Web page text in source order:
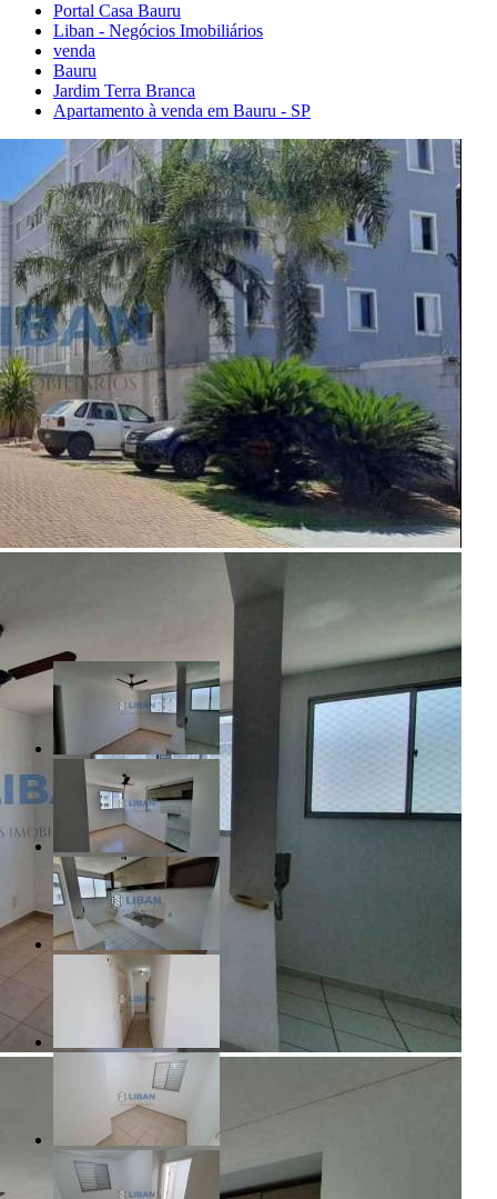
Portal Casa Bauru
Liban - Negócios Imobiliários
venda
Bauru
Jardim Terra Branca
Apartamento à venda em Bauru - SP